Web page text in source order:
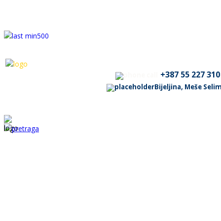
+387 55 227 310
Bijeljina, Meše